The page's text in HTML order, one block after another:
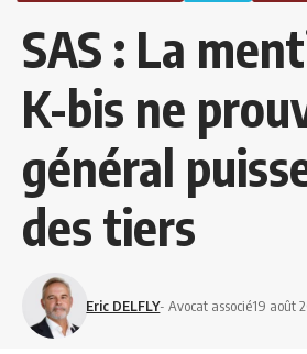
SAS : La
K-bis ne
général
des tiers
Eric DELFLY- Avocat associé19 août